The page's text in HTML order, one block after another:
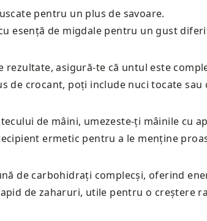
pentru un plus de savoare.
esență de migdale pentru un gust
rezultate, asigură-te că untul este
de crocant, poți include nuci tocate sau
de mâini, umezeste-ți mâinile cu
ermetic pentru a le menține
de carbohidrați complecși, oferind
de zaharuri, utile pentru o creștere